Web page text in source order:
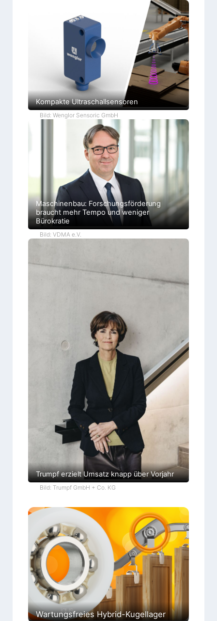
Kompakte Ultraschallsensoren
Bild: Wenglor Sensoric GmbH
Maschinenbau: Forschungsförderung
braucht mehr Tempo und weniger
Bürokratie
Bild: VDMA e.V.
Trumpf erzielt Umsatz knapp über Vorjahr
Bild: Trumpf GmbH + Co. KG
Wartungsfreies Hybrid-Kugellager